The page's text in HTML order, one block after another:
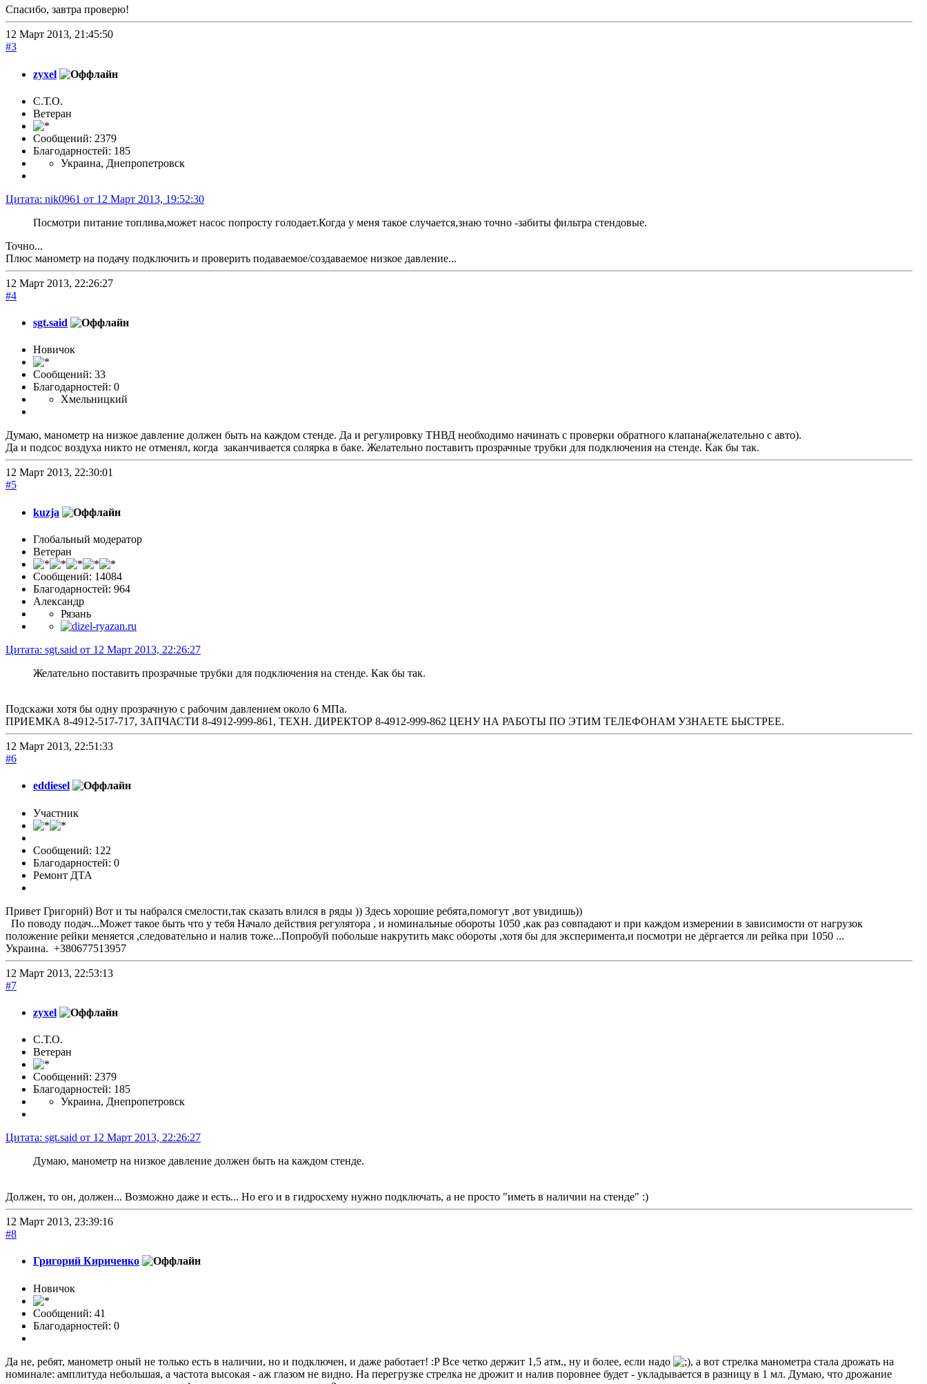
Спасибо, завтра проверю!
12 Март 2013, 21:45:50
#3
zyxel
С.Т.О.
Ветеран
Сообщений: 2379
Благодарностей: 185
Украина, Днепропетровск
Цитата: nik0961 от 12 Март 2013, 19:52:30
Посмотри питание топлива,может насос попросту голодает.Когда у меня такое случается,знаю точно -забиты фильтра стендовые.
Точно...
Плюс манометр на подачу подключить и проверить подаваемое/создаваемое низкое давление...
12 Март 2013, 22:26:27
#4
sgt.said
Новичок
Сообщений: 33
Благодарностей: 0
Хмельницкий
Думаю, манометр на низкое давление должен быть на каждом стенде. Да и регулировку ТНВД необходимо начинать с проверки обратного клапана(желательно с авто).
Да и подсос воздуха никто не отменял, когда заканчивается солярка в баке. Желательно поставить прозрачные трубки для подключения на стенде. Как бы так.
12 Март 2013, 22:30:01
#5
kuzja
Глобальный модератор
Ветеран
Сообщений: 14084
Благодарностей: 964
Александр
Рязань
Цитата: sgt.said от 12 Март 2013, 22:26:27
Желательно поставить прозрачные трубки для подключения на стенде. Как бы так.
Подскажи хотя бы одну прозрачную с рабочим давлением около 6 МПа.
ПРИЕМКА 8-4912-517-717, ЗАПЧАСТИ 8-4912-999-861, ТЕХН. ДИРЕКТОР 8-4912-999-862 ЦЕНУ НА РАБОТЫ ПО ЭТИМ ТЕЛЕФОНАМ УЗНАЕТЕ БЫСТРЕЕ.
12 Март 2013, 22:51:33
#6
eddiesel
Участник
Сообщений: 122
Благодарностей: 0
Ремонт ДТА
Привет Григорий) Вот и ты набрался смелости,так сказать влился в ряды )) Здесь хорошие ребята,помогут ,вот увидишь))
По поводу подач...Может такое быть что у тебя Начало действия регулятора , и номинальные обороты 1050 ,как раз совпадают и при каждом измерении в зависимости от нагрузок
положение рейки меняется ,следовательно и налив тоже...Попробуй побольше накрутить макс обороты ,хотя бы для эксперимента,и посмотри не дёргается ли рейка при 1050 ...
Украина. +380677513957
12 Март 2013, 22:53:13
#7
zyxel
С.Т.О.
Ветеран
Сообщений: 2379
Благодарностей: 185
Украина, Днепропетровск
Цитата: sgt.said от 12 Март 2013, 22:26:27
Думаю, манометр на низкое давление должен быть на каждом стенде.
Должен, то он, должен... Возможно даже и есть... Но его и в гидросхему нужно подключать, а не просто "иметь в наличии на стенде" :)
12 Март 2013, 23:39:16
#8
Григорий Кириченко
Новичок
Сообщений: 41
Благодарностей: 0
Да не, ребят, манометр оный не только есть в наличии, но и подключен, и даже работает! :P Все четко держит 1,5 атм., ну и более, если надо
, а вот стрелка манометра стала дрожать на
номинале: амплитуда небольшая, а частота высокая - аж глазом не видно. На перегрузке стрелка не дрожит и налив поровнее будет - укладывается в разницу в 1 мл. Думаю, что дрожание